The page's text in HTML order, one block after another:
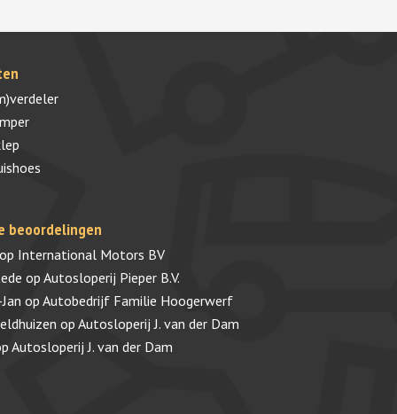
beoordelingen
International Motors BV
op Autosloperij Pieper B.V.
op Autobedrijf Familie Hoogerwerf
op Autosloperij J. van der Dam
Autosloperij J. van der Dam